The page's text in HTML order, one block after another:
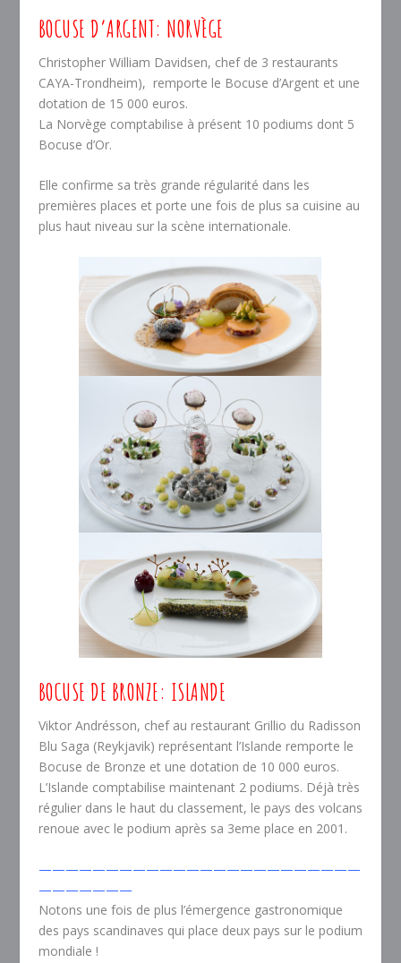
BOCUSE D’ARGENT: NORVÈGE
Christopher William Davidsen, chef de 3 restaurants
CAYA-Trondheim), remporte le Bocuse d’Argent et une
dotation de 15 000 euros.
La Norvège comptabilise à présent 10 podiums dont 5
Bocuse d’Or.
Elle confirme sa très grande régularité dans les
premières places et porte une fois de plus sa cuisine au
plus haut niveau sur la scène internationale.
BOCUSE DE BRONZE: ISLANDE
Viktor Andrésson, chef au restaurant Grillio du Radisson
Blu Saga (Reykjavik) représentant l’Islande remporte le
Bocuse de Bronze et une dotation de 10 000 euros.
L’Islande comptabilise maintenant 2 podiums. Déjà très
régulier dans le haut du classement, le pays des volcans
renoue avec le podium après sa 3eme place en 2001.
————————————————————————
———————
Notons une fois de plus l’émergence gastronomique
des pays scandinaves qui place deux pays sur le podium
mondiale !